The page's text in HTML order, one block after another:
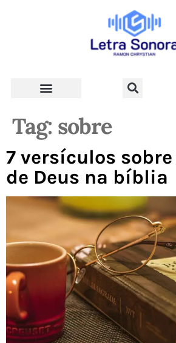
Tag: sobre
7 versículos
de Deus na bíblia